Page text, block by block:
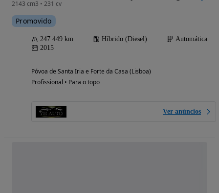
2143 cm3 • 231 cv
Promovido
247 449 km Híbrido (Diesel)
Automática
2015
Póvoa de Santa Iria e Forte da Casa (Lisboa)
Profissional • Para o topo
Ver anúncios